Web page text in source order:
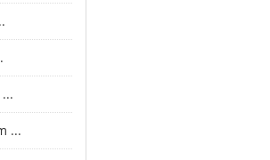
...